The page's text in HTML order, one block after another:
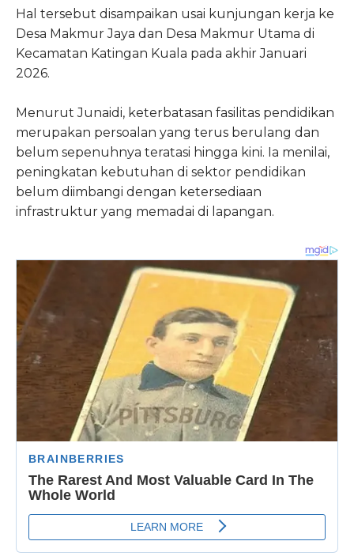
Hal tersebut disampaikan usai kunjungan kerja ke
Desa Makmur Jaya dan Desa Makmur Utama di
Kecamatan Katingan Kuala pada akhir Januari
2026.
Menurut Junaidi, keterbatasan fasilitas pendidikan
merupakan persoalan yang terus berulang dan
belum sepenuhnya teratasi hingga kini. Ia menilai,
peningkatan kebutuhan di sektor pendidikan
belum diimbangi dengan ketersediaan
infrastruktur yang memadai di lapangan.